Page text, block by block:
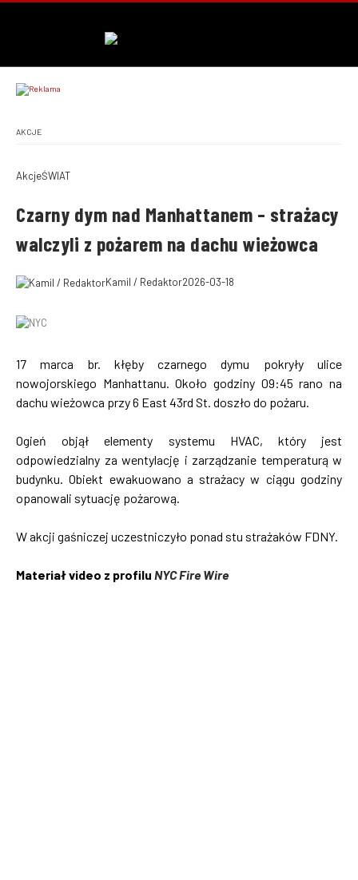
AKCJE
AkcjeŚWIAT
Czarny dym nad Manhattanem – strażacy
walczyli z pożarem na dachu wieżowca
Kamil / Redaktor2026-03-18
17 marca br. kłęby czarnego dymu pokryły ulice
nowojorskiego Manhattanu. Około godziny 09:45 rano na
dachu wieżowca przy 6 East 43rd St. doszło do pożaru.
Ogień objął elementy systemu HVAC, który jest
odpowiedzialny za wentylację i zarządzanie temperaturą w
budynku. Obiekt ewakuowano a strażacy w ciągu godziny
opanowali sytuację pożarową.
W akcji gaśniczej uczestniczyło ponad stu strażaków FDNY.
Materiał video z profilu NYC Fire Wire